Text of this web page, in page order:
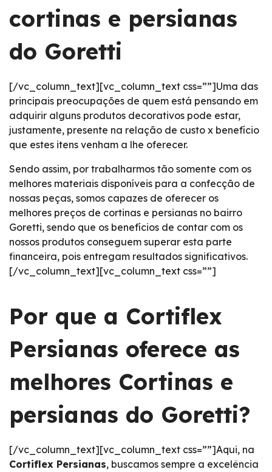
cortinas e persianas
do Goretti
[/vc_column_text][vc_column_text css=””]Uma das
principais preocupações de quem está pensando em
adquirir alguns produtos decorativos pode estar,
justamente, presente na relação de custo x benefício
que estes itens venham a lhe oferecer.
Sendo assim, por trabalharmos tão somente com os
melhores materiais disponíveis para a confecção de
nossas peças, somos capazes de oferecer os
melhores preços de cortinas e persianas no bairro
Goretti, sendo que os benefícios de contar com os
nossos produtos conseguem superar esta parte
financeira, pois entregam resultados significativos.
[/vc_column_text][vc_column_text css=””]
Por que a Cortiflex
Persianas oferece as
melhores Cortinas e
persianas do Goretti?
[/vc_column_text][vc_column_text css=””]Aqui, na
Cortiflex Persianas, buscamos sempre a excelência